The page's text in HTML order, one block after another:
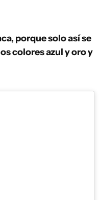
porque solo así se
colores azul y oro y